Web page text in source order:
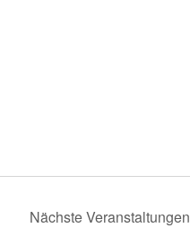
NächsteVeranstaltungen